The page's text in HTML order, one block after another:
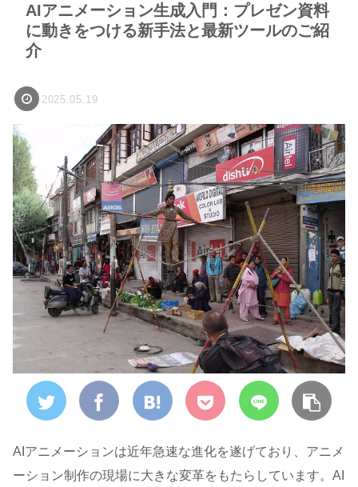
AIアニメーション生成入門：プレゼン資料
に動きをつける新手法と最新ツールのご紹
介
2025.05.19
AIアニメーションは近年急速な進化を遂げており、アニメ
ーション制作の現場に大きな変革をもたらしています。AI